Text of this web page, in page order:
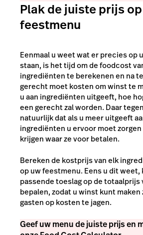
Plak de juiste prijs
feestmenu
Eenmaal u weet wat er precies op
staan, is het tijd om de foodcost
ingrediënten te berekenen en na
gerecht moet kosten om winst te
u aan ingrediënten uitgeeft, hoe
een gerecht zal worden. Daar
natuurlijk dat als u meer uitgeeft
ingrediënten u ervoor moet
krijgen waar ze voor betalen.
Bereken de kostprijs van elk
op uw feestmenu. Eens u dit weet,
passende toeslag op de totaalprijs
bepalen, zodat u winst kunt maken
gasten op kosten te jagen.
Geef uw menu de juiste prijs en